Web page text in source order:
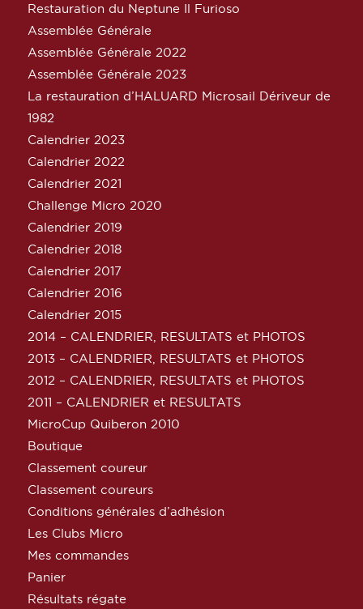
Restauration du Neptune Il Furioso
Assemblée Générale
Assemblée Générale 2022
Assemblée Générale 2023
La restauration d’HALUARD Microsail Dériveur de
1982
Calendrier 2023
Calendrier 2022
Calendrier 2021
Challenge Micro 2020
Calendrier 2019
Calendrier 2018
Calendrier 2017
Calendrier 2016
Calendrier 2015
2014 – CALENDRIER, RESULTATS et PHOTOS
2013 – CALENDRIER, RESULTATS et PHOTOS
2012 – CALENDRIER, RESULTATS et PHOTOS
2011 – CALENDRIER et RESULTATS
MicroCup Quiberon 2010
Boutique
Classement coureur
Classement coureurs
Conditions générales d’adhésion
Les Clubs Micro
Mes commandes
Panier
Résultats régate